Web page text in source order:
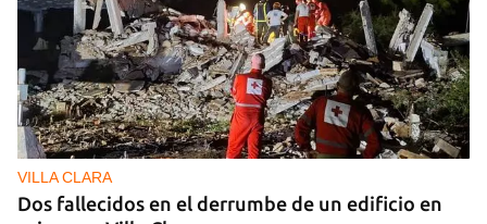
VILLA CLARA
Dos fallecidos en el derrumbe de un edificio en